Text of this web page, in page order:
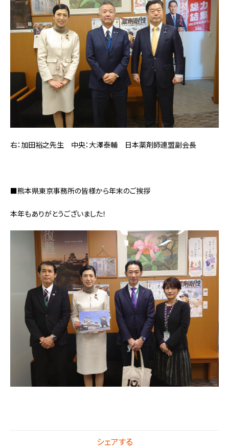
右：加田裕之先生 中央：大澤泰輔 日本薬剤師連盟副会長
■熊本県東京事務所の皆様から年末のご挨拶
本年もありがとうございました！
シェアする